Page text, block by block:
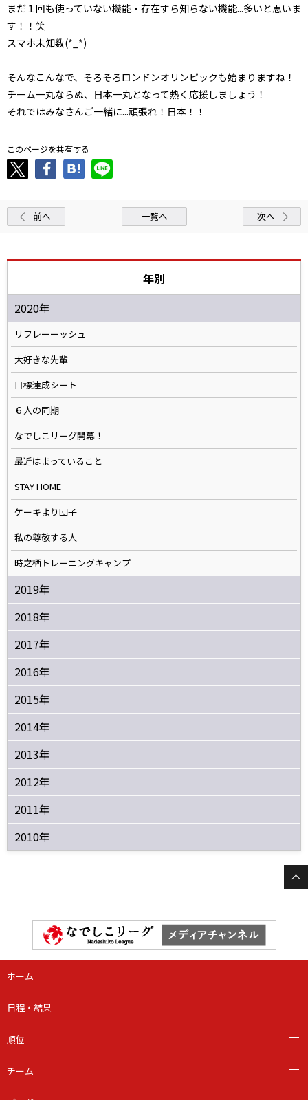
まだ１回も使っていない機能・存在すら知らない機能...多いと思いま
す！！笑
スマホ未知数(*_*)
そんなこんなで、そろそろロンドンオリンピックも始まりますね！
チーム一丸ならぬ、日本一丸となって熱く応援しましょう！
それではみなさんご一緒に...頑張れ！日本！！
このページを共有する
前へ 一覧へ 次へ
年別
2020年
リフレーーッシュ
大好きな先輩
目標達成シート
６人の同期
なでしこリーグ開幕！
最近はまっていること
STAY HOME
ケーキより団子
私の尊敬する人
時之栖トレーニングキャンプ
2019年
2018年
2017年
2016年
2015年
2014年
2013年
2012年
2011年
2010年
ホーム
日程・結果
順位
チーム